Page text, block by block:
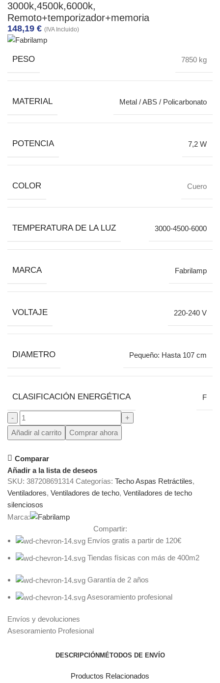
3000k,4500k,6000k,
Remoto+temporizador+memoria
148,19 € (IVA Incluido)
PESO 7850 kg
MATERIAL Metal / ABS / Policarbonato
POTENCIA 7,2 W
COLOR Cuero
TEMPERATURA DE LA LUZ 3000-4500-6000
MARCA Fabrilamp
VOLTAJE 220-240 V
DIAMETRO Pequeño: Hasta 107 cm
CLASIFICACIÓN ENERGÉTICA F
Añadir al carrito Comprar ahora
Comparar
Añadir a la lista de deseos
SKU: 387208691314 Categorías: Techo Aspas Retráctiles,
Ventiladores, Ventiladores de techo, Ventiladores de techo
silenciosos
Marca:
Compartir:
Envíos gratis a partir de 120€
Tiendas físicas con más de 400m2
Garantía de 2 años
Asesoramiento profesional
Envíos y devoluciones
Asesoramiento Profesional
DESCRIPCIÓN MÉTODOS DE ENVÍO
Productos Relacionados